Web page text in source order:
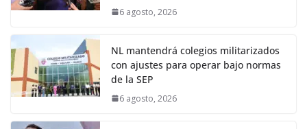
6 agosto, 2026
NL mantendrá colegios militarizados
con ajustes para operar bajo normas
de la SEP
6 agosto, 2026